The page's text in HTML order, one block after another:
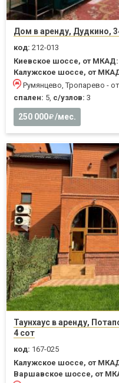
Дом в аренду, Дудкино,
код: 212-013
Киевское шоссе, от МКАД:
Калужское шоссе, от
Румянцево, Тропарево -
спален: 5, с/узлов: 3
250 000 /мес.
Таунхаус в аренду,
4 сот
код: 167-025
Калужское шоссе, от
Варшавское шоссе, от